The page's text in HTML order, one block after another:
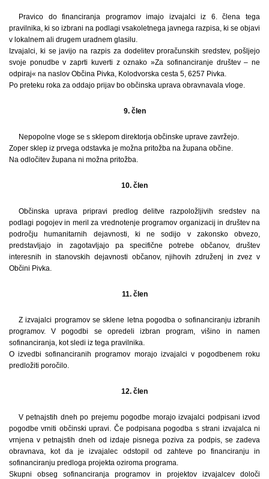
Pravico do financiranja programov imajo izvajalci iz 6. člena tega
pravilnika, ki so izbrani na podlagi vsakoletnega javnega razpisa, ki se objavi
v lokalnem ali drugem uradnem glasilu.
Izvajalci, ki se javijo na razpis za dodelitev proračunskih sredstev, pošljejo
svoje ponudbe v zaprti kuverti z oznako »Za sofinanciranje društev – ne
odpiraj« na naslov Občina Pivka, Kolodvorska cesta 5, 6257 Pivka.
Po preteku roka za oddajo prijav bo občinska uprava obravnavala vloge.
9. člen
Nepopolne vloge se s sklepom direktorja občinske uprave zavržejo.
Zoper sklep iz prvega odstavka je možna pritožba na župana občine.
Na odločitev župana ni možna pritožba.
10. člen
Občinska uprava pripravi predlog delitve razpoložljivih sredstev na
podlagi pogojev in meril za vrednotenje programov organizacij in društev na
področju humanitarnih dejavnosti, ki ne sodijo v zakonsko obvezo,
predstavljajo in zagotavljajo pa specifične potrebe občanov, društev
interesnih in stanovskih dejavnosti občanov, njihovih združenj in zvez v
Občini Pivka.
11. člen
Z izvajalci programov se sklene letna pogodba o sofinanciranju izbranih
programov. V pogodbi se opredeli izbran program, višino in namen
sofinanciranja, kot sledi iz tega pravilnika.
O izvedbi sofinanciranih programov morajo izvajalci v pogodbenem roku
predložiti poročilo.
12. člen
V petnajstih dneh po prejemu pogodbe morajo izvajalci podpisani izvod
pogodbe vrniti občinski upravi. Če podpisana pogodba s strani izvajalca ni
vrnjena v petnajstih dneh od izdaje pisnega poziva za podpis, se zadeva
obravnava, kot da je izvajalec odstopil od zahteve po financiranju in
sofinanciranju predloga projekta oziroma programa.
Skupni obseg sofinanciranja programov in projektov izvajalcev določi